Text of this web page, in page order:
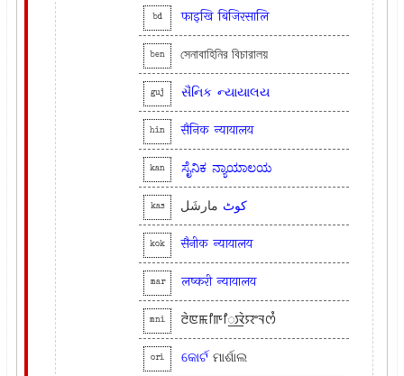
bd फाइखि बिजिरसालि
ben সেনাবাহিনির বিচারালয়
guj સૈનિક ન્યાયાલય
hin सैनिक न्यायालय
kan ಸೈನಿಕ ನ್ಯಾಯಾಲಯ
kas کوٹ مارشَل
kok सैनीक न्यायालय
mar लष्करी न्यायालय
mni ꯂꯥꯟꯃꯤꯒꯤ꯭ꯋꯥꯌꯦꯜꯁꯪ
ori କୋର୍ଟ ମାର୍ଶାଲ